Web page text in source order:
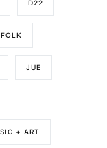
D22
FOLK
JUE
+ ART